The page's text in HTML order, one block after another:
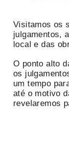
Visitamos os
julgamentos,
local e das
O ponto alto
os
um tempo
até o motivo
revelaremos